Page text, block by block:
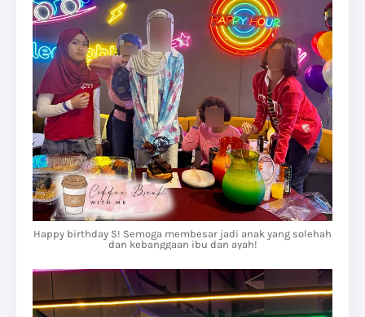
Happy birthday S! Semoga membesar jadi anak yang solehah
dan kebanggaan ibu dan ayah!